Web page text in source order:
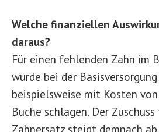
Welche finanziellen
daraus?
Für einen fehlenden Zahn im
würde bei der
beispielsweise mit Kosten
Buche schlagen. Der
Zahnersatz steigt demnach